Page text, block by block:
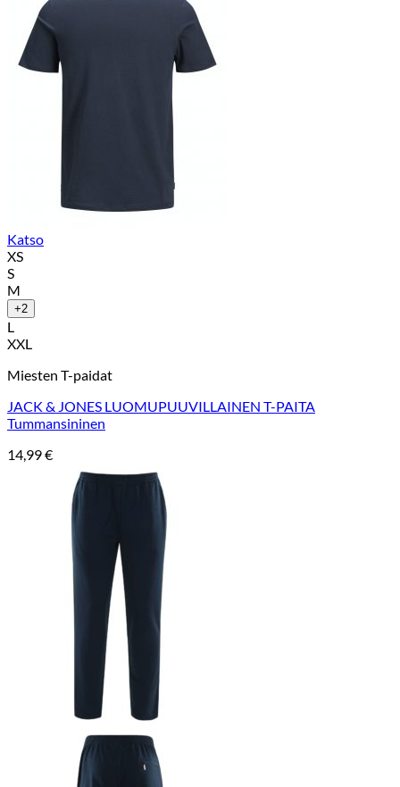
Katso
XS
S
M
+2
L
XXL
Miesten T-paidat
JACK & JONES LUOMUPUUVILLAINEN T-PAITA
Tummansininen
14,99€